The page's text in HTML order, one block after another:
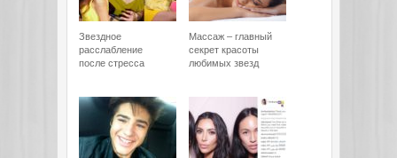
Звездное
расслабление
после стресса
Массаж – главный
секрет красоты
любимых звезд